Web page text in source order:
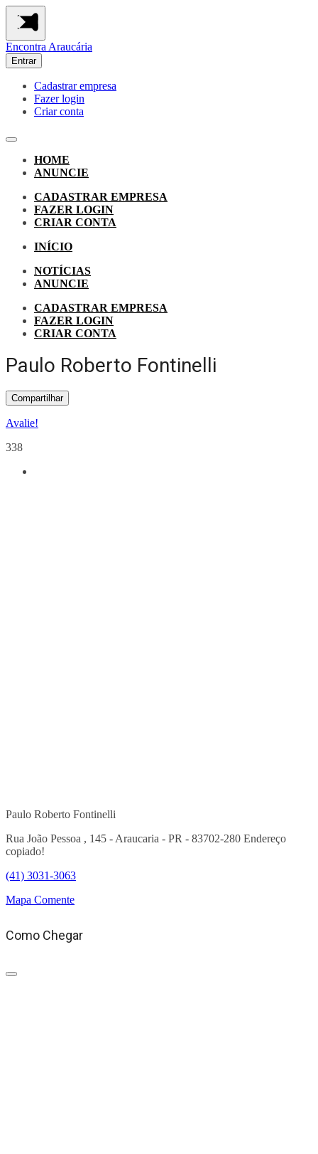
Encontra Araucária
Entrar
Cadastrar empresa
Fazer login
Criar conta
HOME
ANUNCIE
CADASTRAR EMPRESA
FAZER LOGIN
CRIAR CONTA
INÍCIO
NOTÍCIAS
ANUNCIE
CADASTRAR EMPRESA
FAZER LOGIN
CRIAR CONTA
Paulo Roberto Fontinelli
Compartilhar
Avalie!
338
Paulo Roberto Fontinelli
Rua João Pessoa , 145 - Araucaria - PR - 83702-280 Endereço
copiado!
(41) 3031-3063
Mapa Comente
Como Chegar